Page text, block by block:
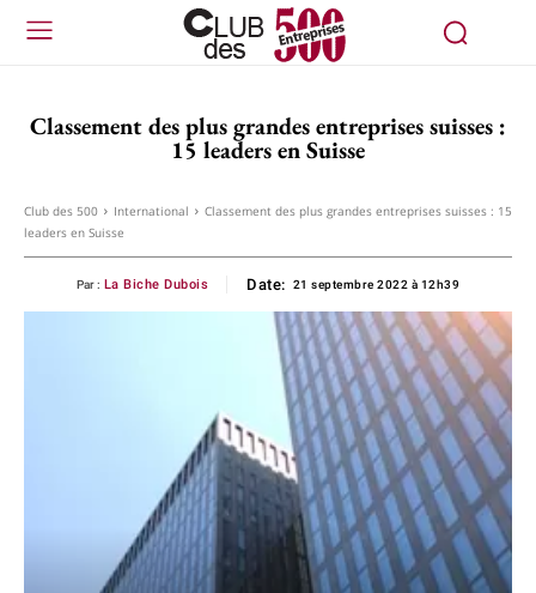
Classement des plus grandes entreprises suisses :
15 leaders en Suisse
Club des 500 International
Classement des plus grandes entreprises suisses : 15
leaders en Suisse
Par : La Biche Dubois Date: 21 septembre 2022 à 12h39